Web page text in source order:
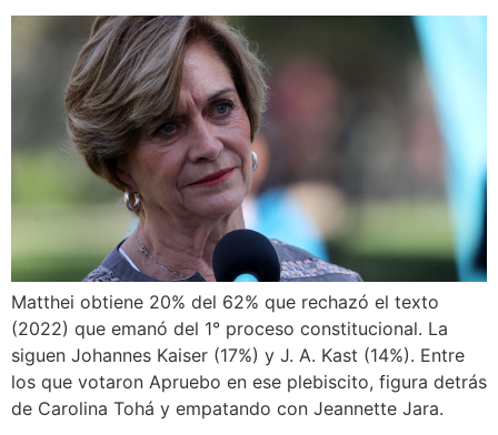
Matthei obtiene 20% del 62% que rechazó el texto
(2022) que emanó del 1° proceso constitucional. La
siguen Johannes Kaiser (17%) y J. A. Kast (14%). Entre
los que votaron Apruebo en ese plebiscito, figura detrás
de Carolina Tohá y empatando con Jeannette Jara.